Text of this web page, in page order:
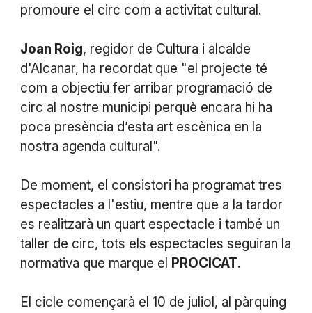
promoure el circ com a activitat cultural.
Joan Roig, regidor de Cultura i alcalde
d'Alcanar, ha recordat que "el projecte té
com a objectiu fer arribar programació de
circ al nostre municipi perquè encara hi ha
poca presència d’esta art escènica en la
nostra agenda cultural".
De moment, el consistori ha programat tres
espectacles a l'estiu, mentre que a la tardor
es realitzarà un quart espectacle i també un
taller de circ, tots els espectacles seguiran la
normativa que marque el PROCICAT.
El cicle començarà el 10 de juliol, al pàrquing